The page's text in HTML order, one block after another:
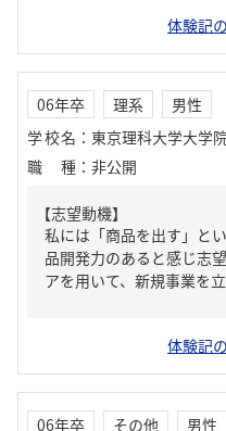
体験記
06年卒 理系
男性
学校名 ： 東京理科大学大学
職種 ： 非公開
【志望動機】
私には「商品を出す」と
品開発力のあると感じ志
アを用いて、新規事業を
体験記
06年卒 その他 男性